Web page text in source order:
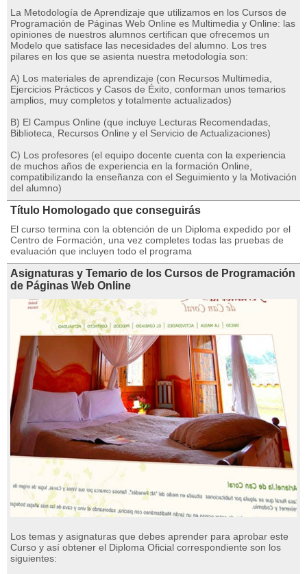
La Metodología de Aprendizaje que utilizamos en los Cursos de
Programación de Páginas Web Online es Multimedia y Online: las
opiniones de nuestros alumnos certifican que ofrecemos un
Modelo que satisface las necesidades del alumno. Los tres
pilares en los que se asienta nuestra metodología son:
A) Los materiales de aprendizaje (con Recursos Multimedia,
Ejercicios Prácticos y Casos de Éxito, conforman unos temarios
amplios, muy completos y totalmente actualizados)
B) El Campus Online (que incluye Lecturas Recomendadas,
Biblioteca, Recursos Online y el Servicio de Actualizaciones)
C) Los profesores (el equipo docente cuenta con la experiencia
de muchos años de experiencia en la formación Online,
compatibilizando la enseñanza con el Seguimiento y la Motivación
del alumno)
Título Homologado que conseguirás
El curso termina con la obtención de un Diploma expedido por el
Centro de Formación, una vez completes todas las pruebas de
evaluación que incluyen todo el programa
Asignaturas y Temario de los Cursos de Programación
de Páginas Web Online
Los temas y asignaturas que debes aprender para aprobar este
Curso y así obtener el Diploma Oficial correspondiente son los
siguientes: